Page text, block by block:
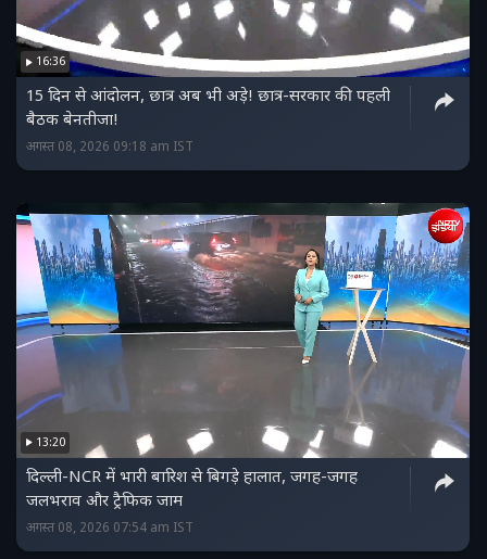
16:36
15 दिन से आंदोलन, छात्र अब भी अड़े! छात्र-सरकार की पहली
बैठक बेनतीजा!
अगस्त 08, 2026 09:18 am IST
13:20
दिल्ली-NCR में भारी बारिश से बिगड़े हालात, जगह-जगह
जलभराव और ट्रैफिक जाम
अगस्त 08, 2026 07:54 am IST